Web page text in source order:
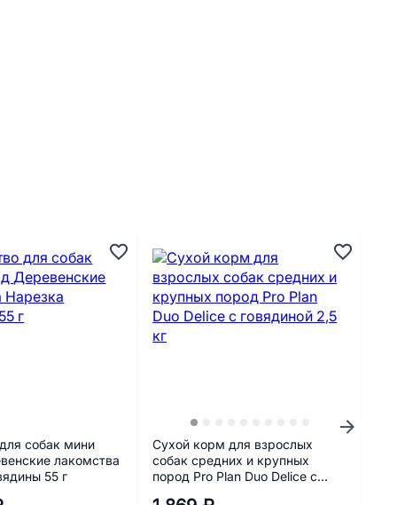
собак мини
лакомства
55 г
Сухой корм для взрослых
собак средних и крупных
пород Pro Plan Duo Delice с